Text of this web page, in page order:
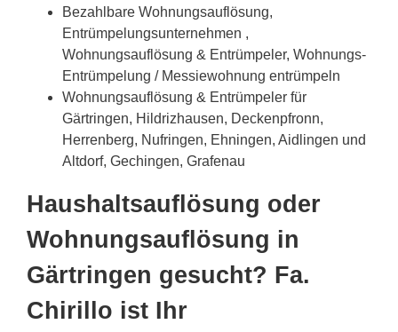
Bezahlbare Wohnungsauflösung,
Entrümpelungsunternehmen ,
Wohnungsauflösung & Entrümpeler, Wohnungs-
Entrümpelung / Messiewohnung entrümpeln
Wohnungsauflösung & Entrümpeler für
Gärtringen, Hildrizhausen, Deckenpfronn,
Herrenberg, Nufringen, Ehningen, Aidlingen und
Altdorf, Gechingen, Grafenau
Haushaltsauflösung oder
Wohnungsauflösung in
Gärtringen gesucht? Fa.
Chirillo ist Ihr